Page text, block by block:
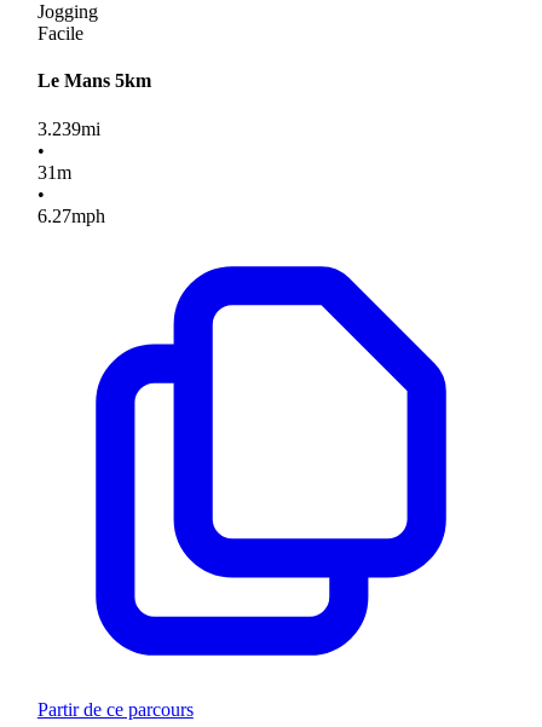
Jogging
Facile
Le Mans 5km
3.239mi
•
31m
•
6.27mph
Partir de ce parcours